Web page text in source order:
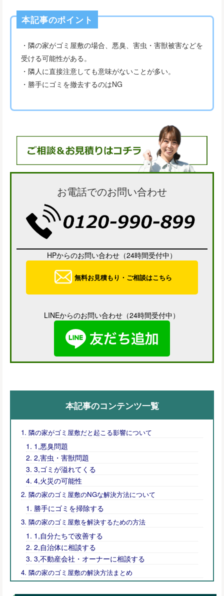
本記事のポイント
・隣の家がゴミ屋敷の場合、悪臭、害虫・害獣被害などを
受ける可能性がある。
・隣人に直接注意しても意味がないことが多い。
・勝手にゴミを撤去するのはNG
お電話でのお問い合わせ
HPからのお問い合わせ（24時間受付中）
無料お見積もり・ご相談はこちら
LINEからのお問い合わせ（24時間受付中）
本記事のコンテンツ一覧
隣の家がゴミ屋敷だと起こる影響について
1,悪臭問題
2,害虫・害獣問題
3,ゴミが溢れてくる
4,火災の可能性
隣の家のゴミ屋敷のNGな解決方法について
勝手にゴミを掃除する
隣の家のゴミ屋敷を解決するための方法
1,自分たちで改善する
2,自治体に相談する
3,不動産会社・オーナーに相談する
隣の家のゴミ屋敷の解決方法まとめ